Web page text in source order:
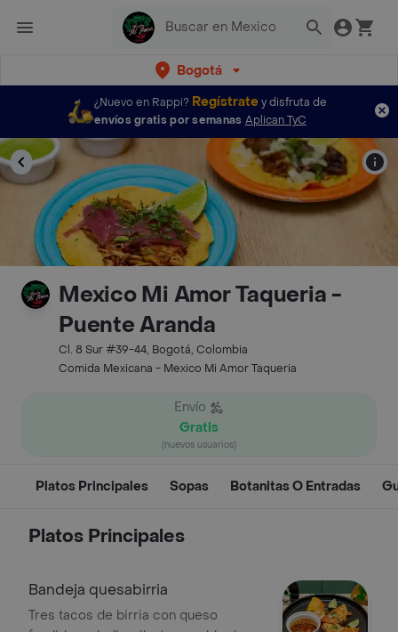
Bogotá
¿Nuevo en Rappi? Regístratey disfruta de
envíos gratis por semanas Aplican TyC
Mexico Mi Amor Taqueria -
Puente Aranda
Cl. 8 Sur #39-44, Bogotá, Colombia
Comida Mexicana - Mexico Mi Amor Taqueria
Envío
Gratis
(nuevos usuarios)
Platos Principales Sopas Botanitas O Entradas
Platos Principales
Bandeja quesabirria
Tres tacos de birria con queso